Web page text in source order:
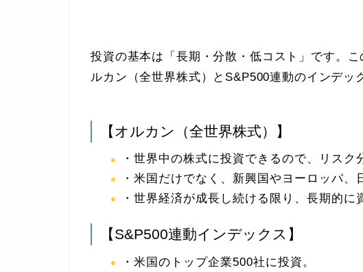
投資の基本は「長期・分散・低コスト」です。
ルカン（全世界株式）とS&P500連動のインデッ
【オルカン（全世界株式）】
・世界中の株式に投資できるので、リスク
・米国だけでなく、新興国やヨーロッパ、
・世界経済が成長し続ける限り、長期的に
【S&P500連動インデックス】
・米国のトップ企業500社に投資。